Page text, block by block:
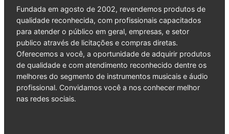
Fundada em agosto de 2002, revendemos produtos de
qualidade reconhecida, com profissionais capacitados
para atender o público em geral, empresas, e setor
publico através de licitações e compras diretas.
Oferecemos a você, a oportunidade de adquirir produtos
de qualidade e com atendimento reconhecido dentre os
melhores do segmento de instrumentos musicais e áudio
profissional. Convidamos você a nos conhecer melhor
nas redes sociais.